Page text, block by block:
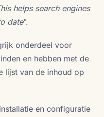
helps search engines
date”.
onderdeel voor
en hebben met de
lijst van de inhoud op
en configuratie